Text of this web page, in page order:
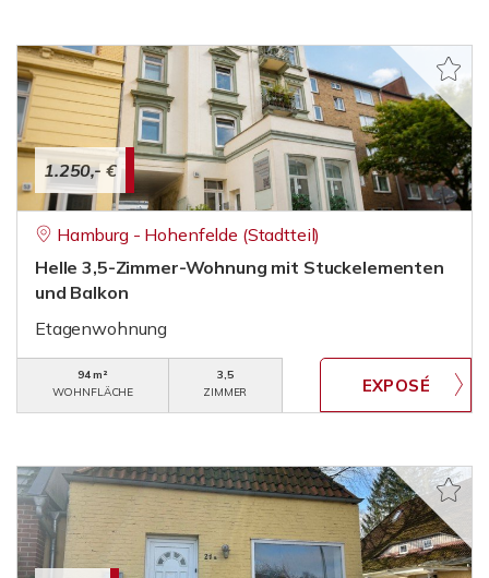
1.250,- €
Hamburg - Hohenfelde (Stadtteil)
Helle 3,5-Zimmer-Wohnung mit Stuckelementen
und Balkon
Etagenwohnung
94 m²
WOHNFLÄCHE
3,5
ZIMMER